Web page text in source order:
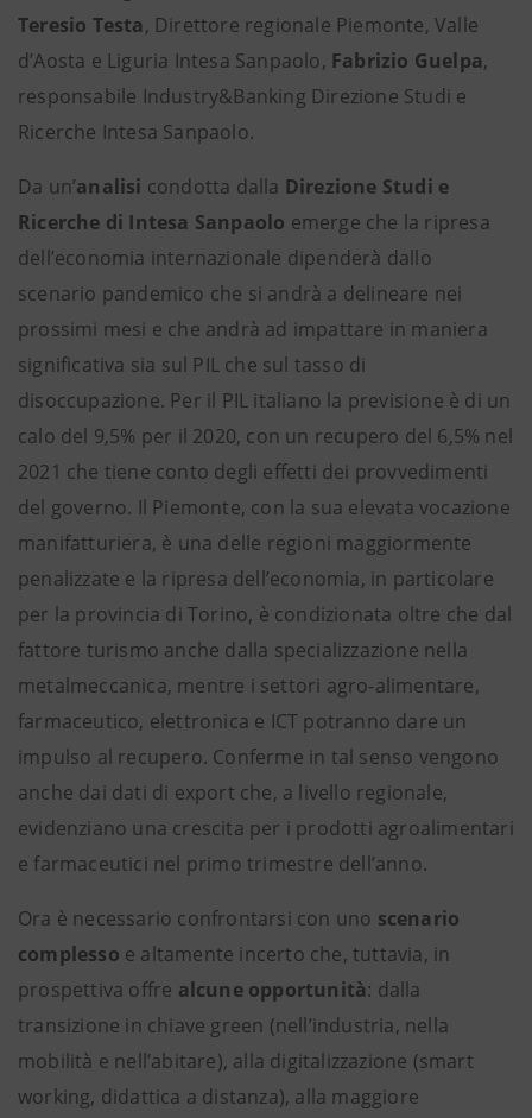
Teresio Testa, Direttore regionale Piemonte, Valle
d’Aosta e Liguria Intesa Sanpaolo, Fabrizio Guelpa,
responsabile Industry&Banking Direzione Studi e
Ricerche Intesa Sanpaolo.
Da un’analisi condotta dalla Direzione Studi e
Ricerche di Intesa Sanpaolo emerge che la ripresa
dell’economia internazionale dipenderà dallo
scenario pandemico che si andrà a delineare nei
prossimi mesi e che andrà ad impattare in maniera
significativa sia sul PIL che sul tasso di
disoccupazione. Per il PIL italiano la previsione è di un
calo del 9,5% per il 2020, con un recupero del 6,5% nel
2021 che tiene conto degli effetti dei provvedimenti
del governo. Il Piemonte, con la sua elevata vocazione
manifatturiera, è una delle regioni maggiormente
penalizzate e la ripresa dell’economia, in particolare
per la provincia di Torino, è condizionata oltre che dal
fattore turismo anche dalla specializzazione nella
metalmeccanica, mentre i settori agro-alimentare,
farmaceutico, elettronica e ICT potranno dare un
impulso al recupero. Conferme in tal senso vengono
anche dai dati di export che, a livello regionale,
evidenziano una crescita per i prodotti agroalimentari
e farmaceutici nel primo trimestre dell’anno.
Ora è necessario confrontarsi con uno scenario
complesso e altamente incerto che, tuttavia, in
prospettiva offre alcune opportunità: dalla
transizione in chiave green (nell’industria, nella
mobilità e nell’abitare), alla digitalizzazione (smart
working, didattica a distanza), alla maggiore